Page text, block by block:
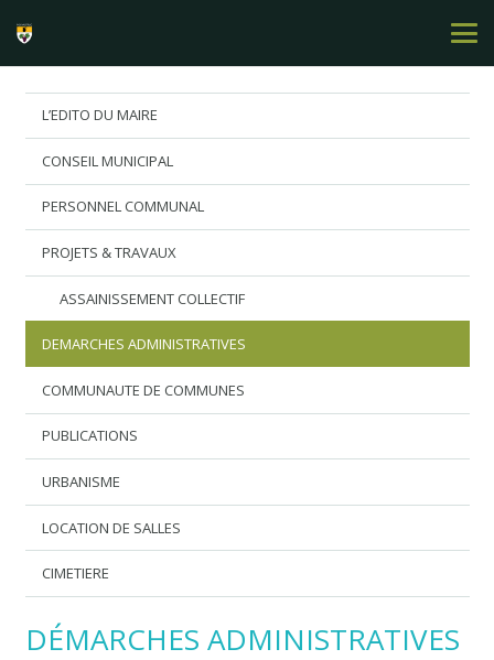
L’EDITO DU MAIRE
CONSEIL MUNICIPAL
PERSONNEL COMMUNAL
PROJETS & TRAVAUX
ASSAINISSEMENT COLLECTIF
DEMARCHES ADMINISTRATIVES
COMMUNAUTE DE COMMUNES
PUBLICATIONS
URBANISME
LOCATION DE SALLES
CIMETIERE
DÉMARCHES ADMINISTRATIVES